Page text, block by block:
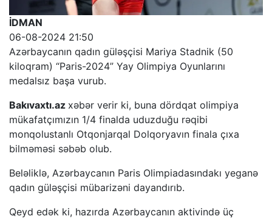
İDMAN
06-08-2024 21:50
Azərbaycanın qadın güləşçisi Mariya Stadnik (50
kiloqram) “Paris-2024” Yay Olimpiya Oyunlarını
medalsız başa vurub.
Bakıvaxtı.az xəbər verir ki, buna dördqat olimpiya
mükafatçımızın 1/4 finalda uduzduğu rəqibi
monqolustanlı Otqonjarqal Dolqoryavın finala çıxa
bilməməsi səbəb olub.
Beləliklə, Azərbaycanın Paris Olimpiadasındakı yeganə
qadın güləşçisi mübarizəni dayandırıb.
Qeyd edək ki, hazırda Azərbaycanın aktivində üç